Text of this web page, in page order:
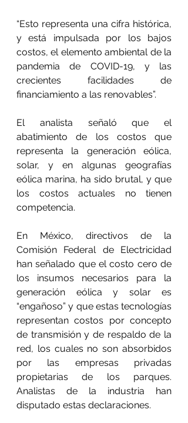
“Esto representa una cifra histórica,
y está impulsada por los bajos
costos, el elemento ambiental de la
pandemia de COVID-19, y las
crecientes facilidades de
financiamiento a las renovables”.
El analista señaló que el
abatimiento de los costos que
representa la generación eólica,
solar, y en algunas geografías
eólica marina, ha sido brutal, y que
los costos actuales no tienen
competencia.
En México, directivos de la
Comisión Federal de Electricidad
han señalado que el costo cero de
los insumos necesarios para la
generación eólica y solar es
“engañoso” y que estas tecnologías
representan costos por concepto
de transmisión y de respaldo de la
red, los cuales no son absorbidos
por las empresas privadas
propietarias de los parques.
Analistas de la industria han
disputado estas declaraciones.